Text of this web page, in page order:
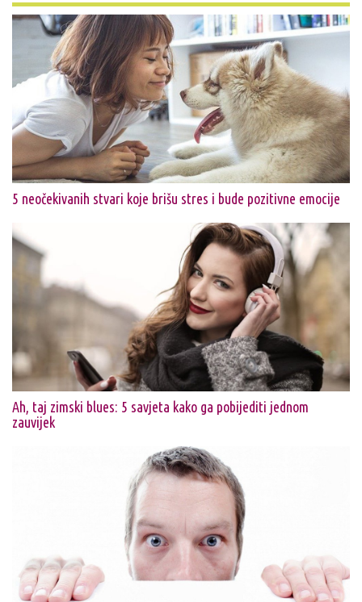
5 neočekivanih stvari koje brišu stres i bude pozitivne emocije
Ah, taj zimski blues: 5 savjeta kako ga pobijediti jednom
zauvijek